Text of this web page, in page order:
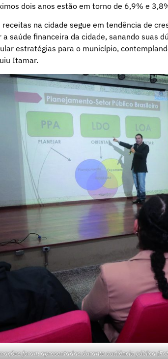
dois anos estão em torno de 6,9% e
na cidade segue em tendência de
saúde financeira da cidade, sanando suas
estratégias para o município,
Itamar.
foram apresentadas durante audiência pública